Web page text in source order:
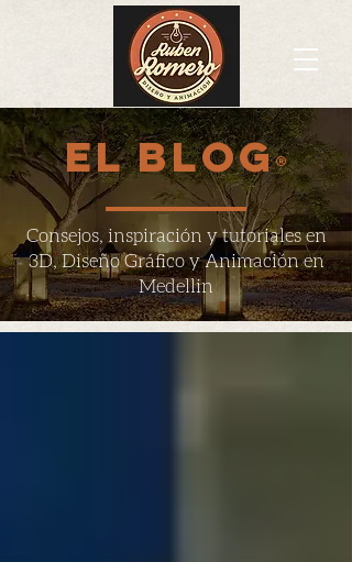
EL BLOG®
Consejos, inspiración y tutoriales en
3D, Diseño Gráfico y Animación en
Medellin